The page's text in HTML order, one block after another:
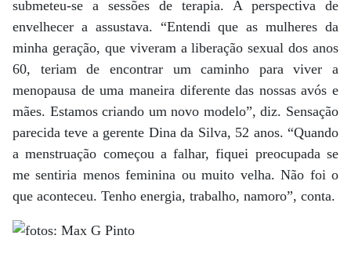
submeteu-se a sessões de terapia. A perspectiva de
envelhecer a assustava. “Entendi que as mulheres da
minha geração, que viveram a liberação sexual dos anos
60, teriam de encontrar um caminho para viver a
menopausa de uma maneira diferente das nossas avós e
mães. Estamos criando um novo modelo”, diz. Sensação
parecida teve a gerente Dina da Silva, 52 anos. “Quando
a menstruação começou a falhar, fiquei preocupada se
me sentiria menos feminina ou muito velha. Não foi o
que aconteceu. Tenho energia, trabalho, namoro”, conta.